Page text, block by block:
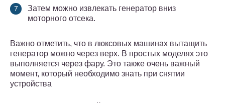
Затем можно извлекать генератор вниз
моторного отсека.
Важно отметить, что в люксовых машинах вытащить
генератор можно через верх. В простых моделях это
выполняется через фару. Это также очень важный
момент, который необходимо знать при снятии
устройства